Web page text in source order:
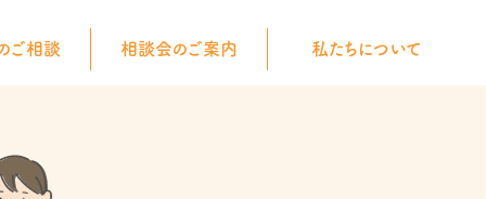
ご相談 相談会のご案内 私たちについて